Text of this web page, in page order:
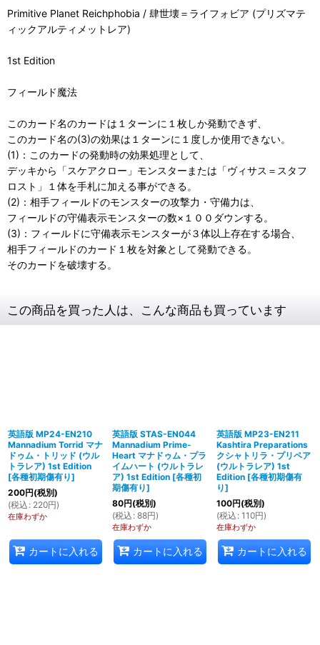
Primitive Planet Reichphobia / 肆世壊＝ライフォビア (プリズマテ
ィックアルティメットレア)
1st Edition
フィールド魔法
このカード名のカードは１ターンに１枚しか発動できず、
このカード名の(3)の効果は１ターンに１度しか使用できない。
(1)：このカードの発動時の効果処理として、
デッキから「スケアクロー」モンスターまたは「ヴィサス＝スタフ
ロスト」１体を手札に加える事ができる。
(2)：相手フィールドのモンスターの攻撃力・守備力は、
フィールドの守備表示モンスターの数×１００ダウンする。
(3)：フィールドに守備表示モンスターが３体以上存在する場合、
相手フィールドのカード１枚を対象として発動できる。
そのカードを破壊する。
この商品を買った人は、こんな商品も買っています
英語版 MP24-EN210
Mannadium Torrid マナ
ドゥム・トリッド (ウル
トラレア) 1st Edition
[各種初期傷有り]
200円(税別)
(税込 : 220円)
在庫わずか
カートに入れる
英語版 STAS-EN044
Mannadium Prime-
Heart マナドゥム・プラ
イムハート (ウルトラレ
ア) 1st Edition [各種初
期傷有り]
80円(税別)
(税込 : 88円)
在庫わずか
カートに入れる
英語版 MP23-EN211
Kashtira Preparations
クシャトリラ・プリペア
(ウルトラレア) 1st
Edition [各種初期傷有
り]
100円(税別)
(税込 : 110円)
在庫わずか
カートに入れる